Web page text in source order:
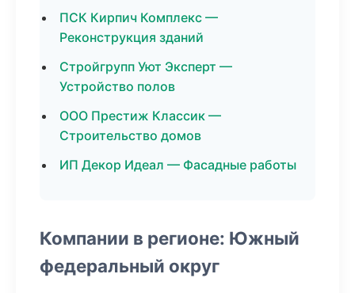
ПСК Кирпич Комплекс —
Реконструкция зданий
Стройгрупп Уют Эксперт —
Устройство полов
ООО Престиж Классик —
Строительство домов
ИП Декор Идеал — Фасадные работы
Компании в регионе: Южный
федеральный округ